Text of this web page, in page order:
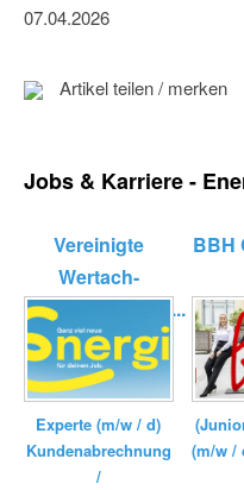
07.04.2026
Artikel teilen / merken
Jobs & Karriere -
Vereinigte
Wertach-
Elektrizitätswerk...
Experte (m/w / d)
Kundenabrechnung
/
BBH
(m/w /